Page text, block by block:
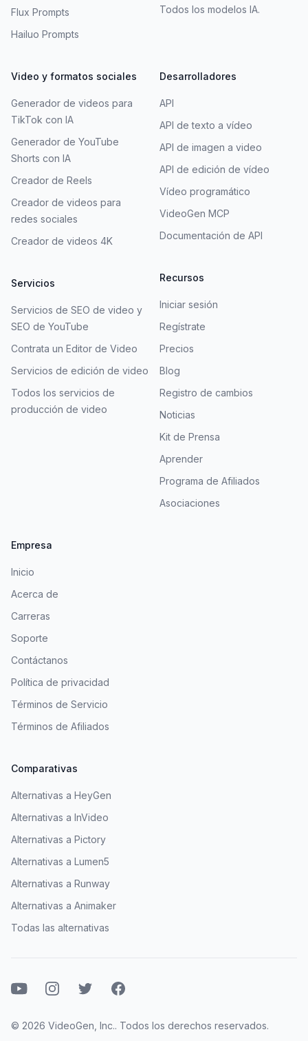
Flux Prompts
Hailuo Prompts
Todos los modelos IA.
Video y formatos sociales
Generador de videos para
TikTok con IA
Generador de YouTube
Shorts con IA
Creador de Reels
Creador de videos para
redes sociales
Creador de videos 4K
Servicios
Servicios de SEO de video y
SEO de YouTube
Contrata un Editor de Video
Servicios de edición de video
Todos los servicios de
producción de video
Desarrolladores
API
API de texto a vídeo
API de imagen a video
API de edición de vídeo
Vídeo programático
VideoGen MCP
Documentación de API
Recursos
Iniciar sesión
Regístrate
Precios
Blog
Registro de cambios
Noticias
Kit de Prensa
Aprender
Programa de Afiliados
Asociaciones
Empresa
Inicio
Acerca de
Carreras
Soporte
Contáctanos
Política de privacidad
Términos de Servicio
Términos de Afiliados
Comparativas
Alternativas a HeyGen
Alternativas a InVideo
Alternativas a Pictory
Alternativas a Lumen5
Alternativas a Runway
Alternativas a Animaker
Todas las alternativas
YouTubeInstagramTwitterFacebook
© 2026 VideoGen, Inc.. Todos los derechos reservados.